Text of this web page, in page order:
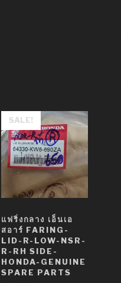
SALE!
แฟริ่งกลาง เอ็นเอ
สอาร์ FARING-
LID-R-LOW-NSR-
R-RH SIDE-
HONDA-GENUINE
SPARE PARTS